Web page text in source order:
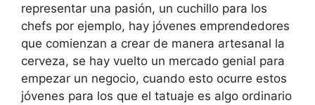
representar una pasión, un cuchillo para los
chefs por ejemplo, hay jóvenes emprendedores
que comienzan a crear de manera artesanal la
cerveza, se hay vuelto un mercado genial para
empezar un negocio, cuando esto ocurre estos
jóvenes para los que el tatuaje es algo ordinario